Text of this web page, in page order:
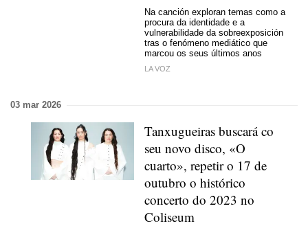
Na canción exploran temas como a
procura da identidade e a
vulnerabilidade da sobreexposición
tras o fenómeno mediático que
marcou os seus últimos anos
LA VOZ
03 mar 2026
Tanxugueiras buscará co
seu novo disco, «O
cuarto», repetir o 17 de
outubro o histórico
concerto do 2023 no
Coliseum